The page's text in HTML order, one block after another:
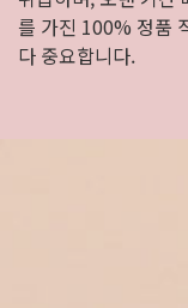
를 가진 100% 정품
다 중요합니다.